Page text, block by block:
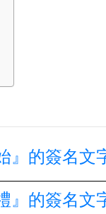
』的簽名文
』的簽名文